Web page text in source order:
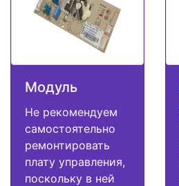
Модуль
Не рекомендуем
самостоятельно
ремонтировать
плату управления,
поскольку в ней